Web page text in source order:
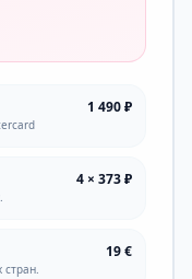
1 490 ₽
4 × 373 ₽
19 €
стран.